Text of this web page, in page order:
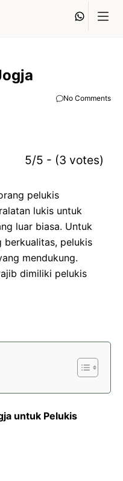
No Comments
5/5 - (3 votes)
pelukis
lukis untuk
luar biasa. Untuk
berkualitas, pelukis
mendukung.
dimiliki pelukis
untuk Pelukis